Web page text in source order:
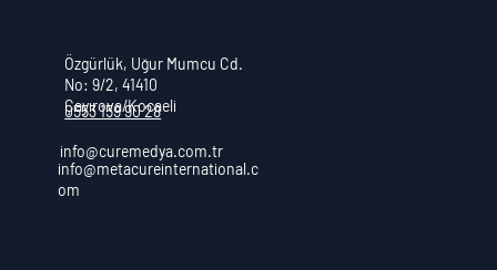
Özgürlük, Uğur Mumcu Cd.
No: 9/2, 41410
Çayırova/Kocaeli
info@curemedya.com.tr
info@metacureinternational.c
om
0553 159 90 28